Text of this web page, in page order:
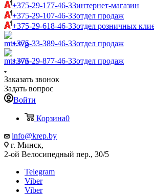
+375-29-177-46-33интернет-магазин
+375-29-107-46-33отдел продаж
+375-29-618-46-33отдел розничных
+375-33-389-46-33отдел продаж
+375-29-877-46-33отдел продаж
Заказать звонок
Задать вопрос
Войти
Корзина0
info@krep.by
г. Минск,
2-ой Велосипедный пер., 30/5
Telegram
Viber
Viber